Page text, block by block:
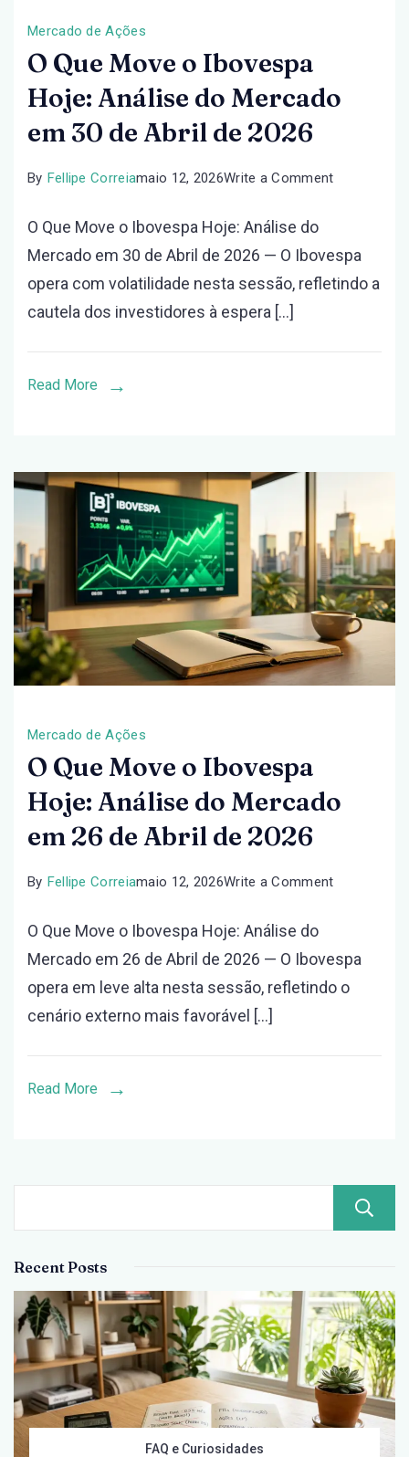
Mercado de Ações
O Que Move o Ibovespa
Hoje: Análise do Mercado
em 30 de Abril de 2026
By Fellipe Correiamaio 12, 2026Write a Commenton
Move
o
de
Abril
de
2026
O Que Move o Ibovespa Hoje: Análise do
Mercado em 30 de Abril de 2026 — O Ibovespa
opera com volatilidade nesta sessão, refletindo a
cautela dos investidores à espera […]
Read More
Mercado de Ações
O Que Move o Ibovespa
Hoje: Análise do Mercado
em 26 de Abril de 2026
By Fellipe Correiamaio 12, 2026Write a Commenton
Move
o
2026
O Que Move o Ibovespa Hoje: Análise do
Mercado em 26 de Abril de 2026 — O Ibovespa
opera em leve alta nesta sessão, refletindo o
cenário externo mais favorável […]
Read More
Recent Posts
FAQ e Curiosidades